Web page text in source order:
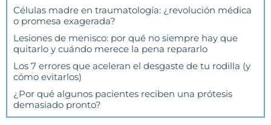
Células madre en traumatología: ¿revolución médica
o promesa exagerada?
Lesiones de menisco: por qué no siempre hay que
quitarlo y cuándo merece la pena repararlo
Los 7 errores que aceleran el desgaste de tu rodilla (y
cómo evitarlos)
¿Por qué algunos pacientes reciben una prótesis
demasiado pronto?